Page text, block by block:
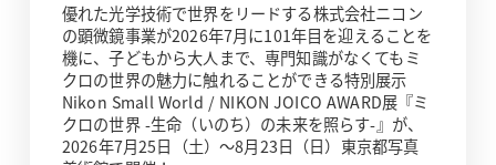
優れた光学技術で世界をリードする株式会社ニコン
の顕微鏡事業が2026年7月に101年目を迎えることを
機に、子どもから大人まで、専門知識がなくてもミ
クロの世界の魅力に触れることができる特別展示
Nikon Small World / NIKON JOICO AWARD展『ミ
クロの世界 -生命（いのち）の未来を照らす-』が、
2026年7月25日（土）～8月23日（日）東京都写真